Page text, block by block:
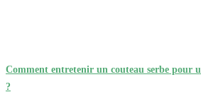
Comment entretenir un couteau serbe pour
?